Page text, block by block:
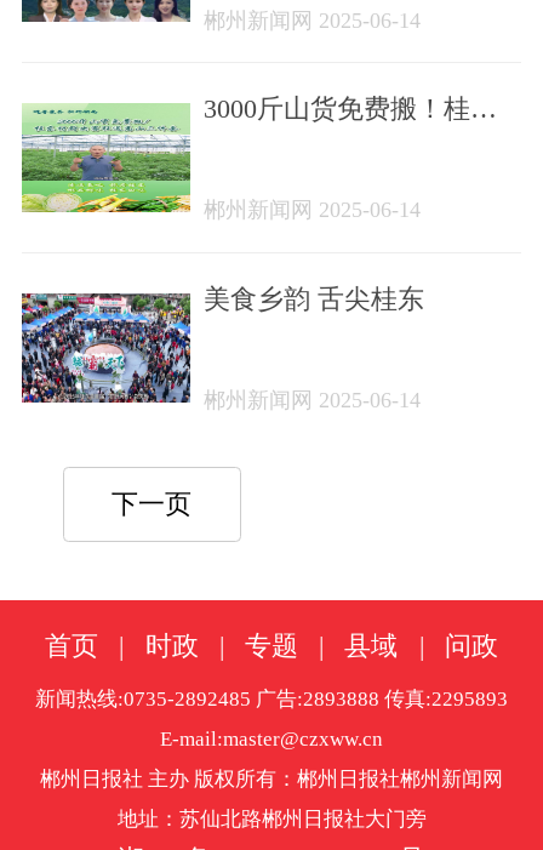
郴州新闻网 2025-06-14
3000斤山货免费搬！桂东
郴州新闻网 2025-06-14
美食乡韵 舌尖桂东
郴州新闻网 2025-06-14
下一页
首页 | 时政 | 专题 | 县域 | 问政
新闻热线:0735-2892485 广告:2893888 传真:2295893
E-mail:master@czxww.cn
郴州日报社 主办 版权所有：郴州日报社郴州新闻网
地址：苏仙北路郴州日报社大门旁